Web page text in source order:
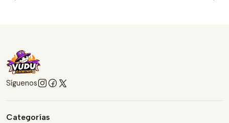
Síguenos
Categorías